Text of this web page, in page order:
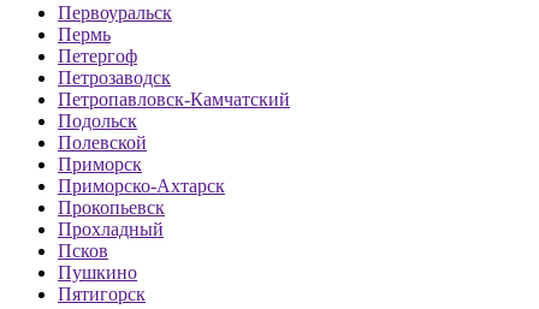
Первоуральск
Пермь
Петергоф
Петрозаводск
Петропавловск-Камчатский
Подольск
Полевской
Приморск
Приморско-Ахтарск
Прокопьевск
Прохладный
Псков
Пушкино
Пятигорск